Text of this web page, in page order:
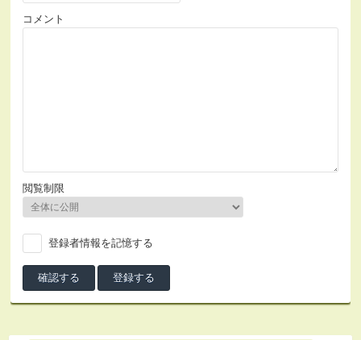
コメント
閲覧制限
登録者情報を記憶する